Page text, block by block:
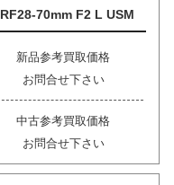
RF28-70mm F2 L USM
新品参考買取価格
お問合せ下さい
中古参考買取価格
お問合せ下さい